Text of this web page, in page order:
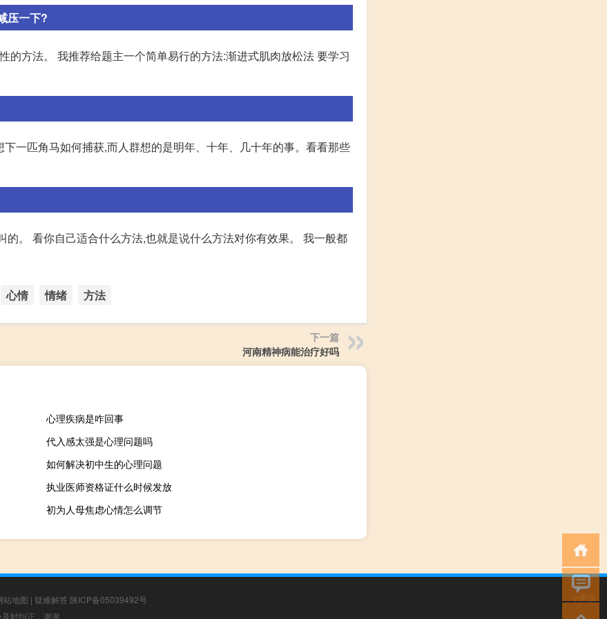
压一下?
方法。 我推荐给题主一个简单易行的方法:渐进式肌肉放松法 要学习
一匹角马如何捕获,而人群想的是明年、十年、几十年的事。看看那些
。 看你自己适合什么方法,也就是说什么方法对你有效果。 我一般都
心情 情绪 方法
下一篇
河南精神病能治疗好吗
心理疾病是咋回事
代入感太强是心理问题吗
如何解决初中生的心理问题
执业医师资格证什么时候发放
初为人母焦虑心情怎么调节
站地图 | 疑难解答 陕ICP备05039492号
时纠正，谢谢
小男孩